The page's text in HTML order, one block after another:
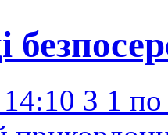
З 1